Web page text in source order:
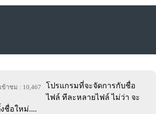
ข้าชม : 10,467
โปรแกรมที่จะจัดการกับชื่อ
ไฟล์ ทีละหลายไฟล์ ไม่ว่า จะ
ชื่อใหม่....